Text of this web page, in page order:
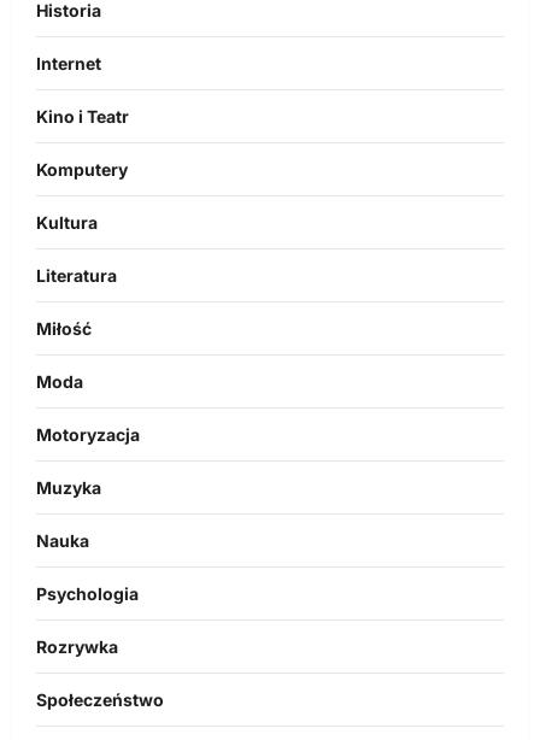
Historia
Internet
Kino i Teatr
Komputery
Kultura
Literatura
Miłość
Moda
Motoryzacja
Muzyka
Nauka
Psychologia
Rozrywka
Społeczeństwo